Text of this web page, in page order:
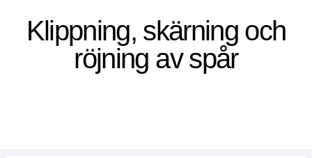
Klippning, skärning och
röjning av spår